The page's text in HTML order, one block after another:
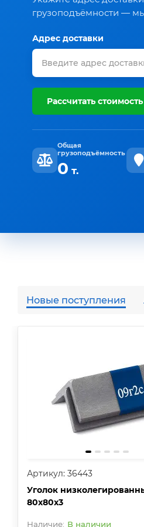
грузоподъёмности —
Адрес доставки
Рассчитать стоимость
Общая
грузоподъёмность
0 т.
Новые поступления
Артикул: 36443
Уголок
80х80х3
В наличии